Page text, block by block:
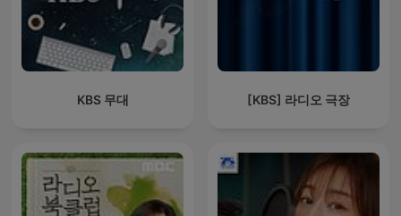
KBS 무대 [KBS] 라디오 극장